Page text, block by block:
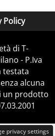
Policy
di T-
- P.Iva
testata
alcuna
un prodotto
privacy settings